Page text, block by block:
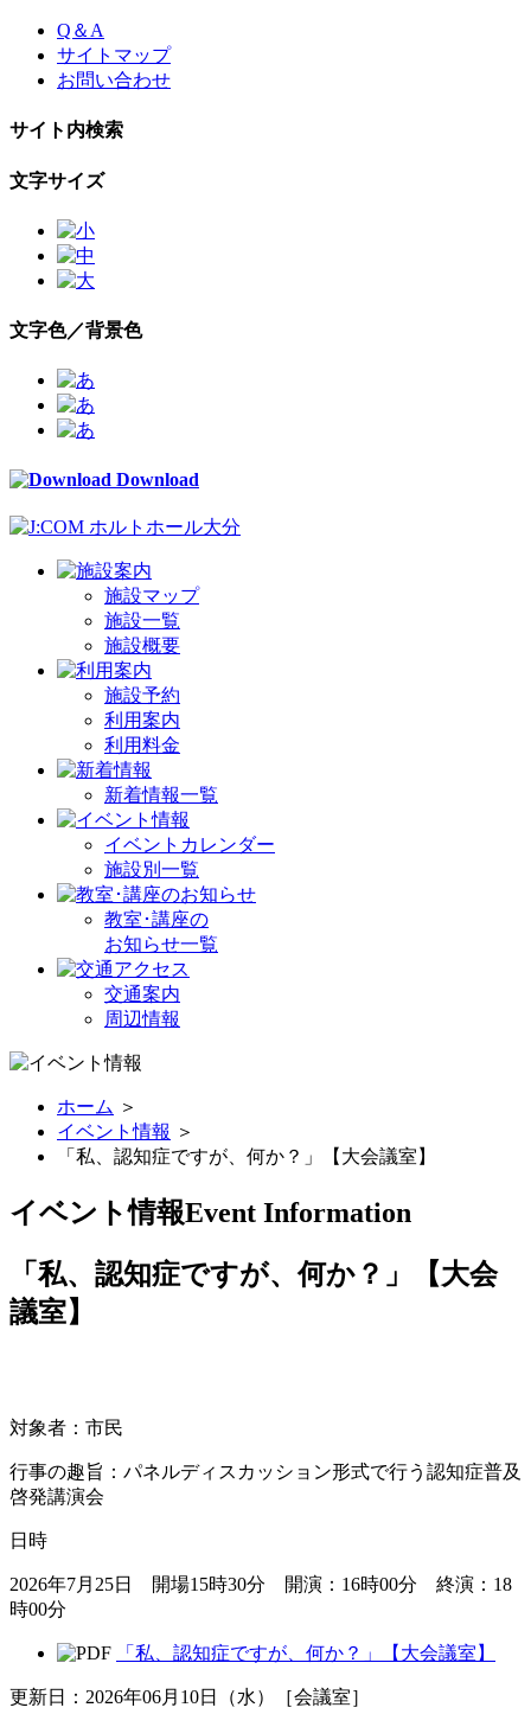
Skip
content
Q＆A
サイトマップ
お問い合わせ
サイト内検索
文字サイズ
文字色／背景色
Download
施設マップ
施設一覧
施設概要
施設予約
利用案内
利用料金
新着情報一覧
イベントカレンダー
施設別一覧
教室･講座の
お知らせ一覧
交通案内
周辺情報
ホーム ＞
イベント情報 ＞
「私、認知症ですが、何か？」【大会議室】
イベント情報Event Information
「私、認知症ですが、何か？」【大会
議室】
対象者：市民
行事の趣旨：パネルディスカッション形式で行う認知症普及
啓発講演会
日時
2026年7月25日 開場15時30分 開演：16時00分 終演：18
時00分
「私、認知症ですが、何か？」【大会議室】
更新日：2026年06月10日（水）［会議室］